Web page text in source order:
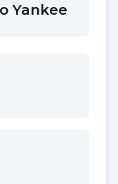
Yankee